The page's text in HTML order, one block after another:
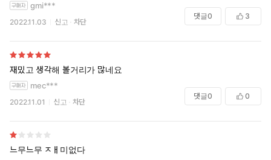
gmi***
2022.11.03 신고 차단
댓글0 3
재밌고 생각해 볼거리가 많네요
mec***
2022.11.01 신고 차단
댓글0 0
느무느무 ㅈㅐ미없다